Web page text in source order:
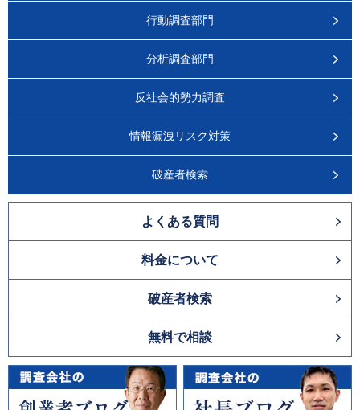
行動調査部門
分析調査部門
反社会的勢力調査
情報漏洩リスク対策
破産者検索
よくある質問
料金について
破産者検索
無料で相談